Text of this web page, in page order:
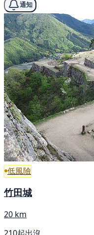
通知
低風險
竹田城
20 km